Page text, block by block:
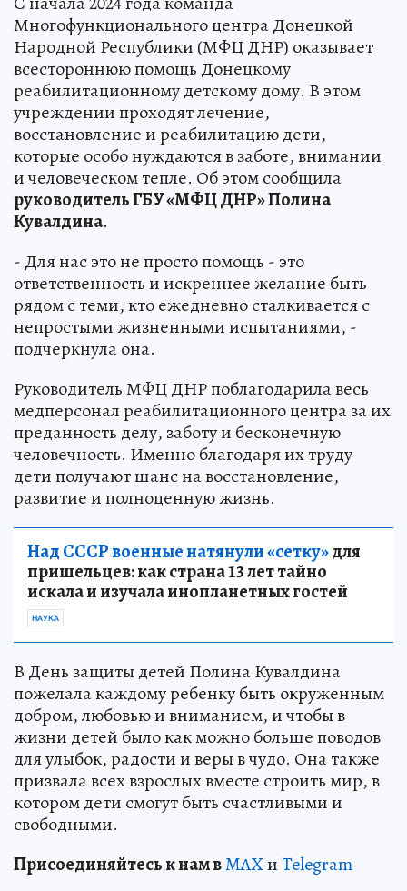
Многофункционального центра Донецкой
Народной Республики (МФЦ ДНР) оказывает
всестороннюю помощь Донецкому
реабилитационному детскому дому. В этом
учреждении проходят лечение,
восстановление и реабилитацию дети,
которые особо нуждаются в заботе, внимании
и человеческом тепле. Об этом сообщила
руководитель ГБУ «МФЦ ДНР» Полина
Кувалдина.
- Для нас это не просто помощь - это
ответственность и искреннее желание быть
рядом с теми, кто ежедневно сталкивается с
непростыми жизненными испытаниями, -
подчеркнула она.
Руководитель МФЦ ДНР поблагодарила весь
медперсонал реабилитационного центра за их
преданность делу, заботу и бесконечную
человечность. Именно благодаря их труду
дети получают шанс на восстановление,
развитие и полноценную жизнь.
Над СССР военные натянули «сетку»для
пришельцев: как страна 13 лет тайно
искала и изучала инопланетных гостей
НАУКА
В День защиты детей Полина Кувалдина
пожелала каждому ребенку быть окруженным
добром, любовью и вниманием, и чтобы в
жизни детей было как можно больше поводов
для улыбок, радости и веры в чудо. Она также
призвала всех взрослых вместе строить мир, в
котором дети смогут быть счастливыми и
свободными.
Присоединяйтесь к нам вMAXиTelegram